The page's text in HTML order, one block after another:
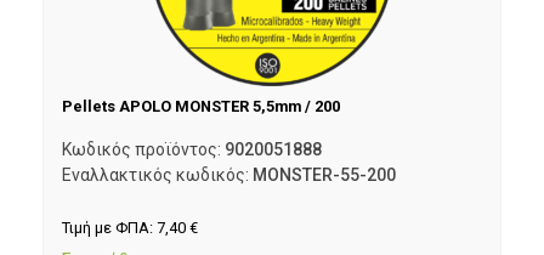
Pellets APOLO MONSTER 5,5mm / 200
Κωδικός προϊόντος: 9020051888
Εναλλακτικός κωδικός: MONSTER-55-200
Τιμή με ΦΠΑ: 7,40 €